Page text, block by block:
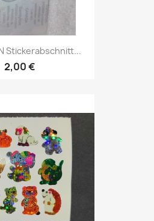
Stickerabschnitt...
2,00 €